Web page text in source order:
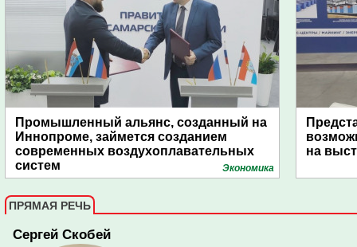
Промышленный альянс, созданный на
Иннопроме, займется созданием
современных воздухоплавательных
систем
Экономика
на
ПРЯМАЯ РЕЧЬ
Сергей Скобей